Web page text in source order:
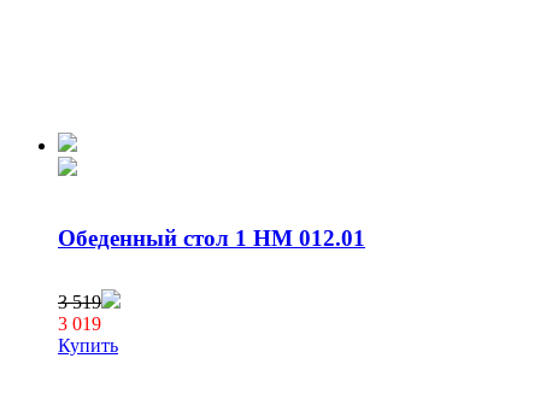
Обеденный стол 1 НМ 012.01
3 519
3 019
Купить